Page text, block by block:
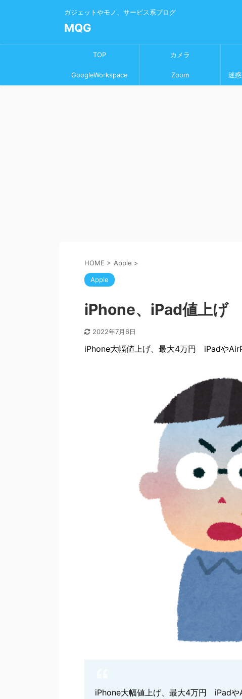
ガジェットやモノ、サービス系ブログ
MQG
TOP カメラ
GoogleWorkspace Zoom 迷
HOME > Apple >
Apple
iPhone、iPad値上げ
2022年7月6日
iPhone大幅値上げ、最大4万円 iPadや
iPhone大幅値上げ、最大4万円 iPadや